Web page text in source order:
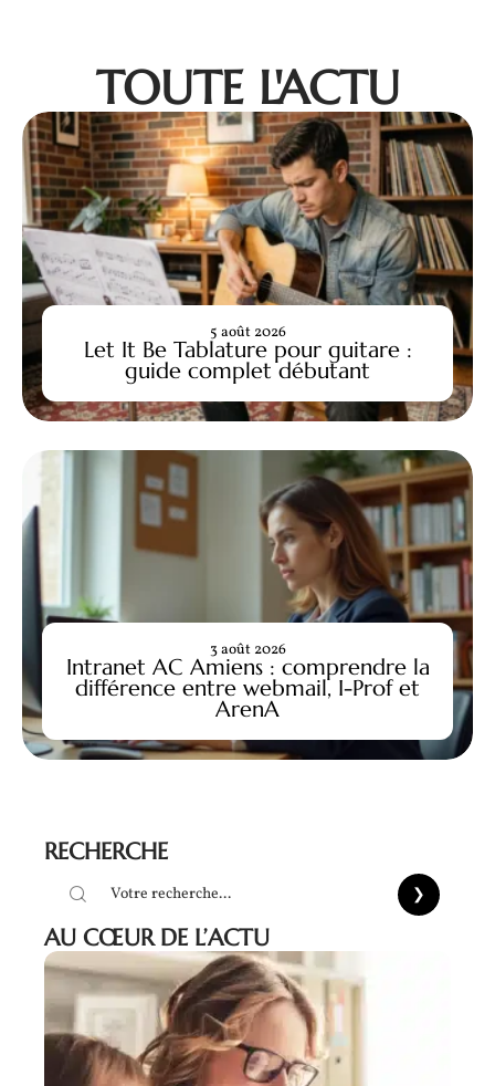
TOUTE L'ACTU
Let It Be Tablature pour guitare :
guide complet débutant
5 août 2026
Intranet AC Amiens : comprendre la
différence entre webmail, I-Prof et
ArenA
3 août 2026
RECHERCHE
AU CŒUR DE L’ACTU